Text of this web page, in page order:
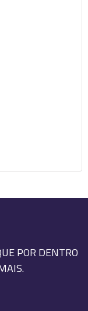
POR DENTRO